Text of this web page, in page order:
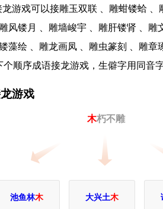
游戏可以接雕玉双联 、雕蚶镂蛤 、
风镂月 、雕墙峻宇 、雕肝镂肾 、
藻绘 、雕龙画凤 、雕虫篆刻 、雕章
顺序成语接龙游戏，生僻字用同音
游戏
木朽不雕
池鱼林木 大兴土木